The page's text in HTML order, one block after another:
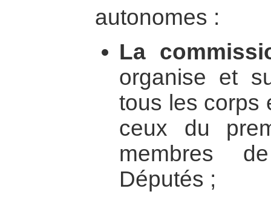
autonomes :
La
organise et
tous les corps
ceux du
membres
Députés ;